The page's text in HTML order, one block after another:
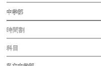
中学部
時間割
科目